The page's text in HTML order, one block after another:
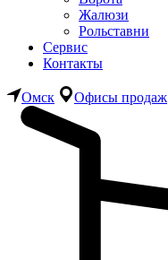
Жалюзи
Рольставни
Сервис
Контакты
Омск Офисы продаж